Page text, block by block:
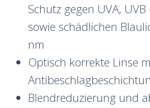
Schutz gegen UVA,
sowie schädlichen
nm
Optisch korrekte Linse
Blendreduzierung und